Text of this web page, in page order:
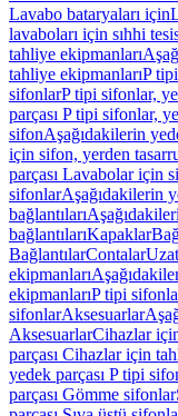
Lavabo bataryaları için
lavaboları için sıhhi
tahliye ekipmanları
tahliye ekipmanlarıP
sifonlarP tipi sifonlar,
parçası P tipi sifonlar,
sifonAşağıdakilerin
için sifon, yerden
parçası Lavabolar için
sifonlarAşağıdakilerin
bağlantıları
bağlantılarıKapaklar
BağlantılarContalar
ekipmanları
ekipmanlarıP tipi
sifonlarAksesuarlar
AksesuarlarCihazlar
parçası Cihazlar için
yedek parçası P tipi
parçası Gömme sifonlar